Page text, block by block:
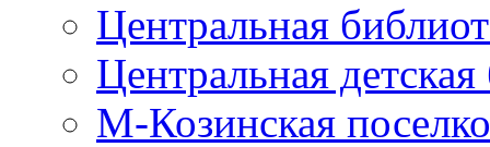
Центральная
Центральная
М-Козинская